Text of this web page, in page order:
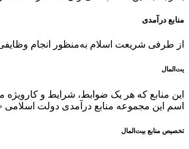
منابع درآمدی
از طرفی شریعت اسلام به‌منظور انجام
یت‌المال
این منابع که هر یک ضوابط، شرایط و
اسم این مجموعه منابع درآمدی دولت اسلامی
تخصیص منابع بیت‌المال